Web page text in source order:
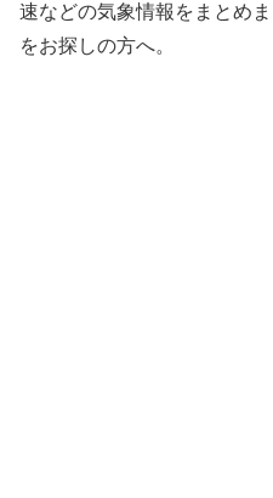
速などの気象情報をまとめ
をお探しの方へ。